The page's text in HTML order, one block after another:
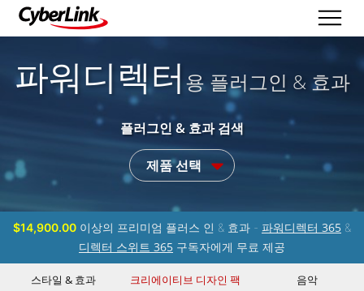
파워디렉터 용 플러그인 & 효과
플러그인 & 효과 검색
제품 선택
$14,900.00 이상의 프리미엄 플러스 인 & 효과 - 파워디렉터 365 &
디렉터 스위트 365 구독자에게 무료 제공
스타일 & 효과 크리에이티브 디자인 팩 음악